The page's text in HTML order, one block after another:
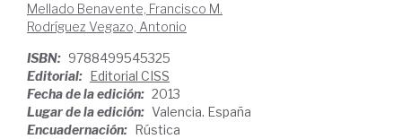
Mellado Benavente, Francisco M.
Rodríguez Vegazo, Antonio
ISBN: 9788499545325
Editorial: Editorial CISS
Fecha de la edición: 2013
Lugar de la edición: Valencia. España
Encuadernación: Rústica